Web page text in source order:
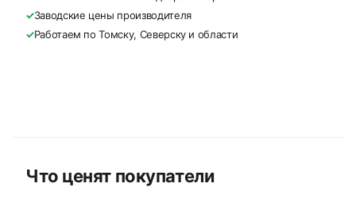
✓Заводские цены производителя
✓Работаем по Томску, Северску и области
Что ценят покупатели